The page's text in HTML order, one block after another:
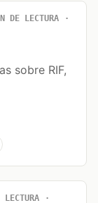
DE LECTURA
sobre RIF,